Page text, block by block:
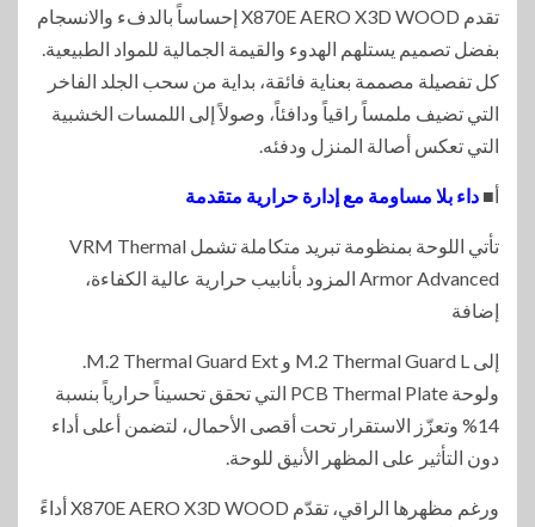
تقدم X870E AERO X3D WOOD إحساساً بالدفء والانسجام
بفضل تصميم يستلهم الهدوء والقيمة الجمالية للمواد الطبيعية.
كل تفصيلة مصممة بعناية فائقة، بداية من سحب الجلد الفاخر
التي تضيف ملمساً راقياً ودافئاً، وصولاً إلى اللمسات الخشبية
التي تعكس أصالة المنزل ودفئه.
أ■ داء بلا مساومة مع إدارة حرارية متقدمة
تأتي اللوحة بمنظومة تبريد متكاملة تشمل VRM Thermal
Armor Advanced المزود بأنابيب حرارية عالية الكفاءة،
إضافة
إلى M.2 Thermal Guard L و M.2 Thermal Guard Ext.
ولوحة PCB Thermal Plate التي تحقق تحسيناً حرارياً بنسبة
14% وتعزّز الاستقرار تحت أقصى الأحمال، لتضمن أعلى أداء
دون التأثير على المظهر الأنيق للوحة.
ورغم مظهرها الراقي، تقدّم X870E AERO X3D WOOD أداءً